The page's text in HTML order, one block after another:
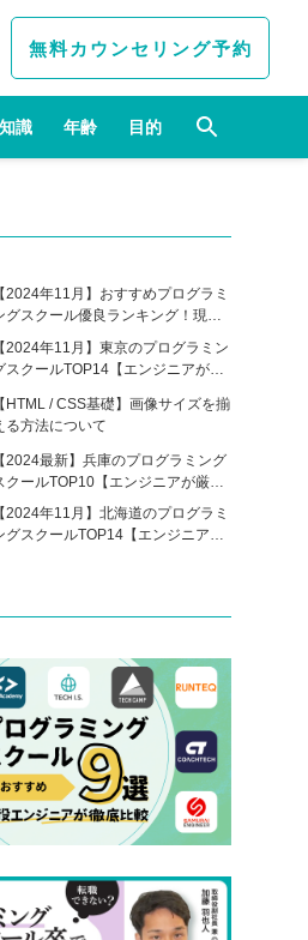
無料カウンセリング予約
識 年齢 目的
【2024年11月】おすすめプログラミ
グスクール優良ランキング！現役
エンジニアが選んだ人気プログラミ
ングスクールの比較表あり
【2024年11月】東京のプログラミン
スクールTOP14【エンジニアが厳
【HTML / CSS基礎】画像サイズを揃
る方法について
【2024最新】兵庫のプログラミング
クールTOP10【エンジニアが厳
選】
【2024年11月】北海道のプログラミ
グスクールTOP14【エンジニアが